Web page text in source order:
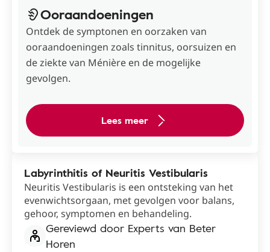
Ooraandoeningen
Ontdek de symptonen en oorzaken van
ooraandoeningen zoals tinnitus, oorsuizen en
de ziekte van Ménière en de mogelijke
gevolgen.
Lees meer
Labyrinthitis of Neuritis Vestibularis
Neuritis Vestibularis is een ontsteking van het
evenwichtsorgaan, met gevolgen voor balans,
gehoor, symptomen en behandeling.
Gereviewd door Experts van Beter
Horen